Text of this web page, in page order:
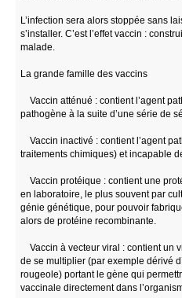
L’infection sera alors stoppée sans
s’installer. C’est l’effet vaccin :
malade.
La grande famille des vaccins
Vaccin atténué : contient l’agent
pathogène à la suite d’une série de
Vaccin inactivé : contient l’agent
traitements chimiques) et incapable
Vaccin protéique : contient une
en laboratoire, le plus souvent par
génie génétique, pour pouvoir
alors de protéine recombinante.
Vaccin à vecteur viral : contient un
de se multiplier (par exemple dérivé
rougeole) portant le gène qui
vaccinale directement dans